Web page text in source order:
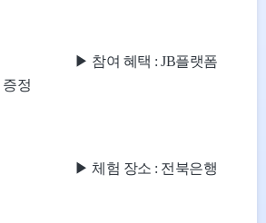
혜택 : JB플랫폼
정
장소 : 전북은행